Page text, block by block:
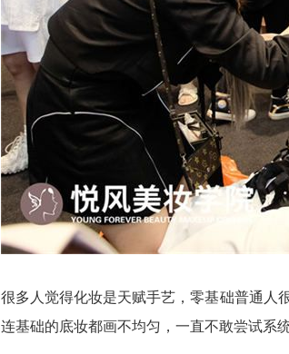
很多人觉得化妆是天赋手艺，零基础普通人
连基础的底妆都画不均匀，一直不敢尝试系